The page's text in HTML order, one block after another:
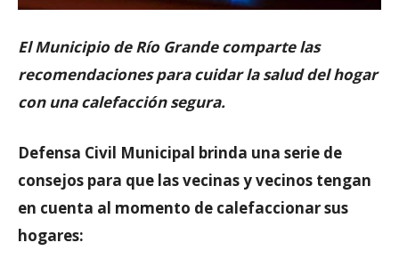
El Municipio de Río Grande comparte las
recomendaciones para cuidar la salud del hogar
con una calefacción segura.
Defensa Civil Municipal brinda una serie de
consejos para que las vecinas y vecinos tengan
en cuenta al momento de calefaccionar sus
hogares: